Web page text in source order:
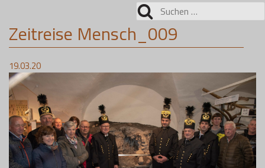
Suchen
nach:
Zeitreise Mensch_009
19.03.20